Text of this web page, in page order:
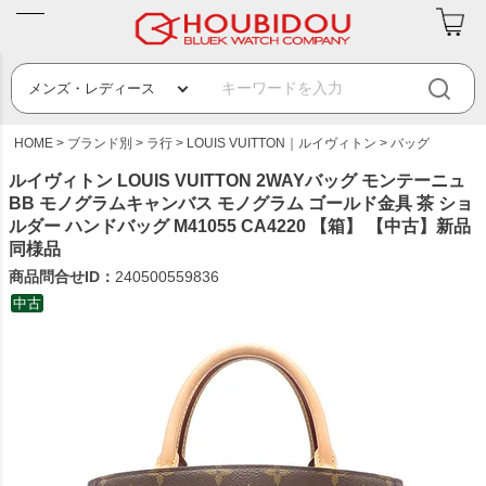
HOME ブランド別 ラ行 LOUIS VUITTON｜ルイヴィトン バッグ
ルイヴィトン LOUIS VUITTON 2WAYバッグ モンテーニュ
BB モノグラムキャンバス モノグラム ゴールド金具 茶 ショ
ルダー ハンドバッグ M41055 CA4220 【箱】 【中古】新品
同様品
商品問合せID： 240500559836
中古